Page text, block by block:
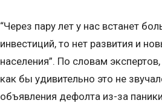
“Через пару лет у нас встанет
инвестиций, то нет развития и
населения”. По словам
как бы удивительно это не
объявления дефолта из-за